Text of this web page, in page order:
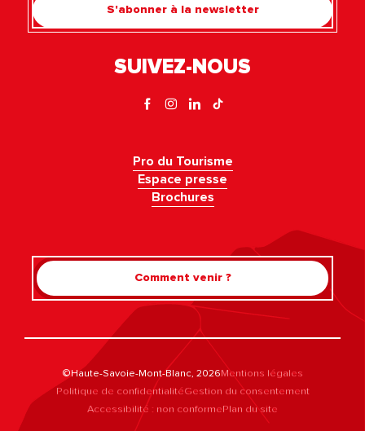
S'abonner à la newsletter
SUIVEZ-NOUS
Pro du Tourisme
Espace presse
Brochures
Comment venir ?
©Haute-Savoie-Mont-Blanc, 2026Mentions légales
Politique de confidentialitéGestion du consentement
Accessibilité : non conformePlan du site